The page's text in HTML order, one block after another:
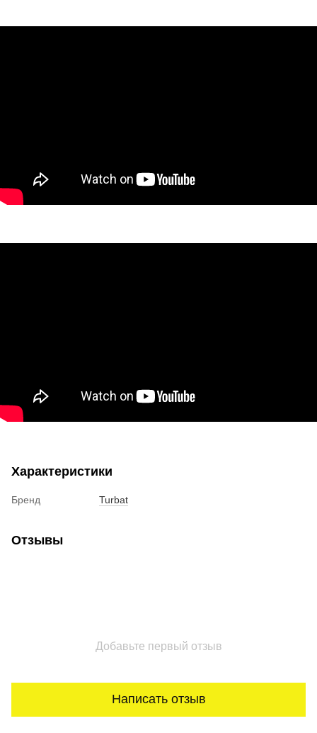
Характеристики
Бренд Turbat
Отзывы
Добавьте первый отзыв
Написать отзыв